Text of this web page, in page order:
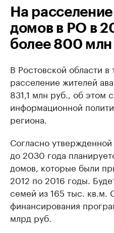
На
домов в РО в
более 800 млн
В Ростовской области
расселение жителей
831,1 млн руб., об этом
информационной
региона.
Согласно
до 2030 года
домов, которые были
2012 по 2016 годы.
семей из 165 тыс.
финансирования
млрд руб.